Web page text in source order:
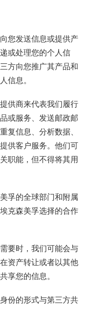
您发送信息或提供产
或处理您的个人信
方向您推广其产品和
信息。
供商来代表我们履行
或服务、发送邮政邮
复信息、分析数据、
供客户服务。他们可
职能，但不得将其用
孚的全球部门和附属
克森美孚选择的合作
要时，我们可能会与
资产转让或者以其他
享您的信息。
份的形式与第三方共